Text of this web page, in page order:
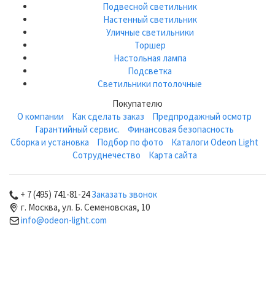
Подвесной светильник
Настенный светильник
Уличные светильники
Торшер
Настольная лампа
Подсветка
Светильники потолочные
Покупателю
О компании
Как сделать заказ
Предпродажный осмотр
Гарантийный сервис.
Финансовая безопасность
Сборка и установка
Подбор по фото
Каталоги Odeon Light
Сотруднечество
Карта сайта
+ 7 (495) 741-81-24Заказать звонок
г. Москва, ул. Б. Семеновская, 10
info@odeon-light.com